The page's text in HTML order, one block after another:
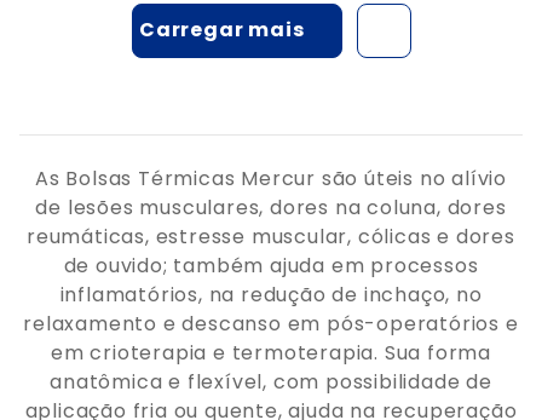
As Bolsas Térmicas Mercur são úteis no alívio
de lesões musculares, dores na coluna, dores
reumáticas, estresse muscular, cólicas e dores
de ouvido; também ajuda em processos
inflamatórios, na redução de inchaço, no
relaxamento e descanso em pós-operatórios e
em crioterapia e termoterapia. Sua forma
anatômica e flexível, com possibilidade de
aplicação fria ou quente, ajuda na recuperação